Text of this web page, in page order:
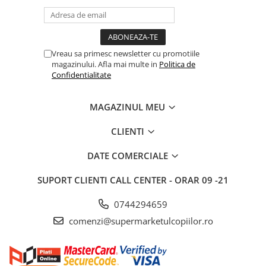
Articole hranire bebelusi
Biberoane, tetine si accesorii
Suzete si accesorii
Carti pentru copii
Colaci, ochelari si accesorii inot
Jucarii pentru plaja si nisip
Leagane copii
Piscine copii
Vreau sa primesc newsletter cu promotiile
magazinului. Afla mai multe in Politica de
Confidentialitate
MAGAZINUL MEU
CLIENTI
DATE COMERCIALE
SUPORT CLIENTI CALL CENTER - ORAR 09 -21
0744294659
comenzi@supermarketulcopiilor.ro